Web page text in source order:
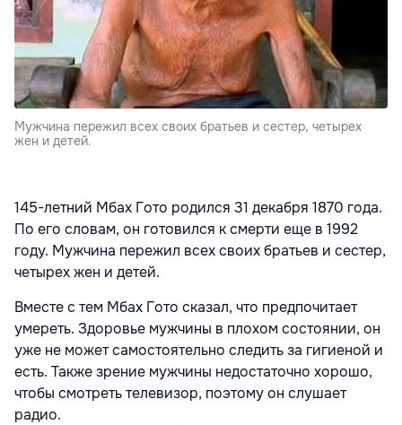
Мужчина пережил всех своих братьев и сестер, четырех
жен и детей.
145-летний Мбах Гото родился 31 декабря 1870 года.
По его словам, он готовился к смерти еще в 1992
году. Мужчина пережил всех своих братьев и сестер,
четырех жен и детей.
Вместе с тем Мбах Гото сказал, что предпочитает
умереть. Здоровье мужчины в плохом состоянии, он
уже не может самостоятельно следить за гигиеной и
есть. Также зрение мужчины недостаточно хорошо,
чтобы смотреть телевизор, поэтому он слушает
радио.